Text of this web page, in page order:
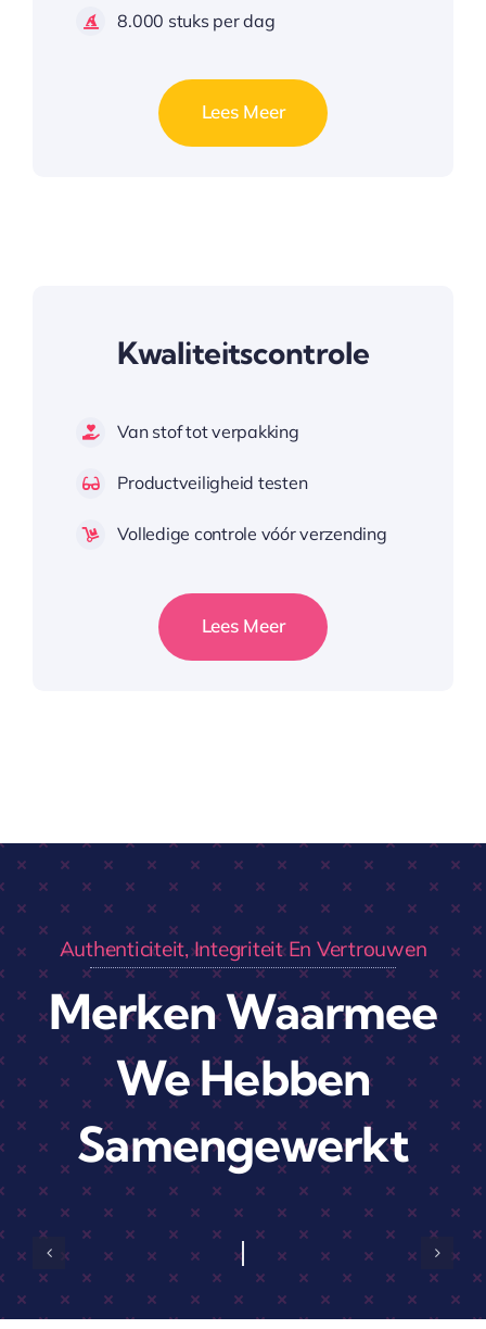
8.000 stuks per dag
Lees Meer
Kwaliteitscontrole
Van stof tot verpakking
Productveiligheid testen
Volledige controle vóór verzending
Lees Meer
Authenticiteit, Integriteit En Vertrouwen
Merken Waarmee
We Hebben
Samengewerkt